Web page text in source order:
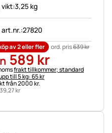
vikt:3,25 kg
art.nr.:27820
av 2 eller fler ord. pris639kr
589 kr
frakt tillkommer; standard
till 5 kg: 65 kr
från 2000 kr.
39,27kr